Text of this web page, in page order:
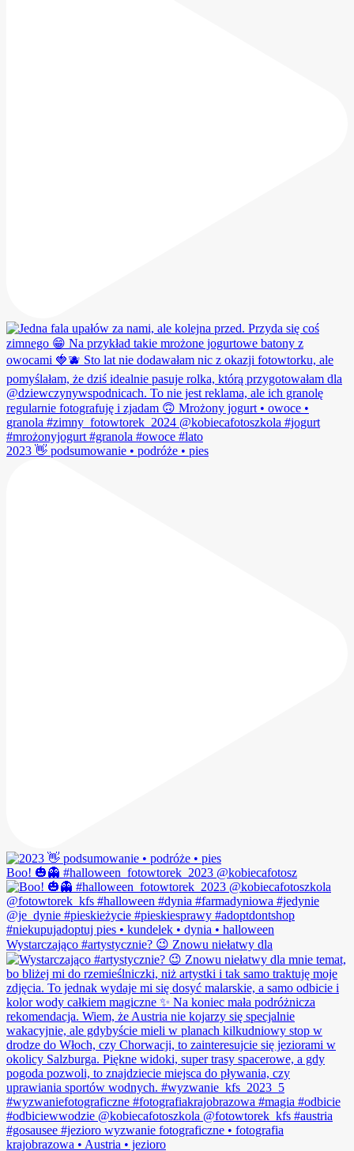
2023 👋 podsumowanie • podróże • pies
Boo! 🎃👻 #halloween_fotowtorek_2023 @kobiecafotosz
Wystarczająco #artystycznie? 😉 Znowu niełatwy dla